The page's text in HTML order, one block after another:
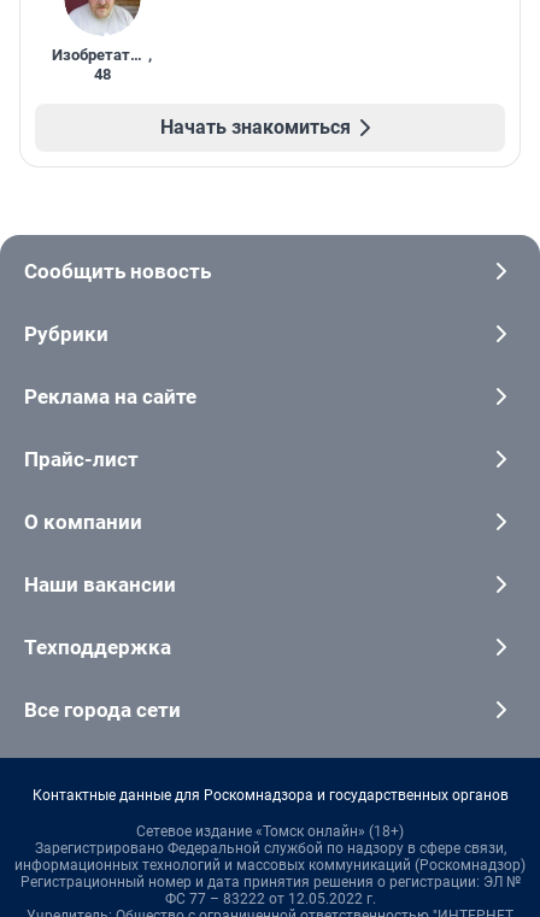
Изобретатель ,
48
Начать знакомиться
Сообщить новость
Рубрики
Реклама на сайте
Прайс-лист
О компании
Наши вакансии
Техподдержка
Все города сети
Контактные данные для Роскомнадзора и государственных органов
Сетевое издание «Томск онлайн» (18+)
Зарегистрировано Федеральной службой по надзору в сфере связи,
информационных технологий и массовых коммуникаций (Роскомнадзор)
Регистрационный номер и дата принятия решения о регистрации: ЭЛ №
ФС 77 – 83222 от 12.05.2022 г.